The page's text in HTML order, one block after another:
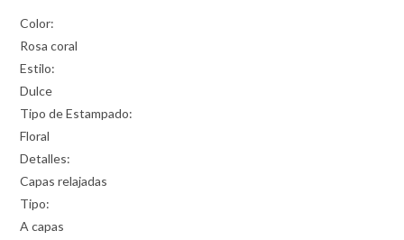
Color:
Rosa coral
Estilo:
Dulce
Tipo de Estampado:
Floral
Detalles:
Capas relajadas
Tipo:
A capas